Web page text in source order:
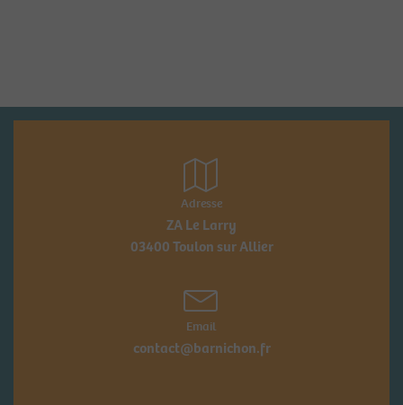
Adresse
ZA Le Larry
03400 Toulon sur Allier
Email
contact@barnichon.fr